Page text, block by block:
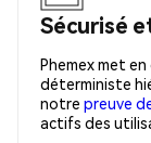
Sécurisé
Phemex met
déterministe
notre preuve
actifs des